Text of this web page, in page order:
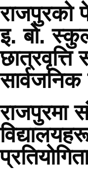
राजपुरको
इ. बो.
छात्रवृत्ति
राजपुरमा